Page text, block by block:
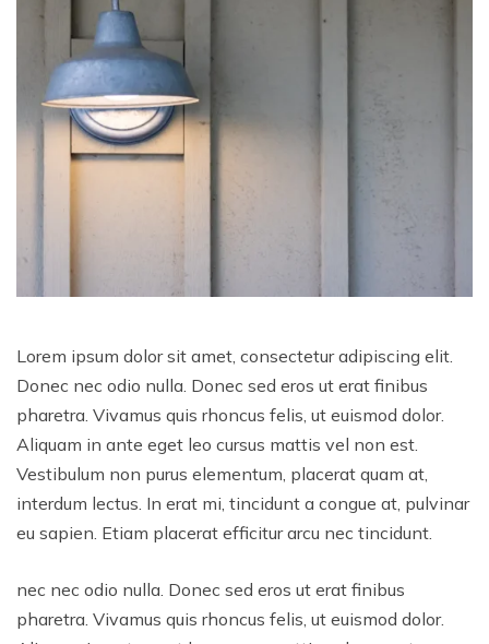
Lorem ipsum dolor sit amet, consectetur adipiscing elit.
Donec nec odio nulla. Donec sed eros ut erat finibus
pharetra. Vivamus quis rhoncus felis, ut euismod dolor.
Aliquam in ante eget leo cursus mattis vel non est.
Vestibulum non purus elementum, placerat quam at,
interdum lectus. In erat mi, tincidunt a congue at, pulvinar
eu sapien. Etiam placerat efficitur arcu nec tincidunt.
nec nec odio nulla. Donec sed eros ut erat finibus
pharetra. Vivamus quis rhoncus felis, ut euismod dolor.